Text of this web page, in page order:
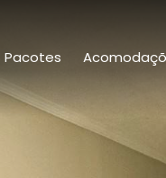
Pacotes